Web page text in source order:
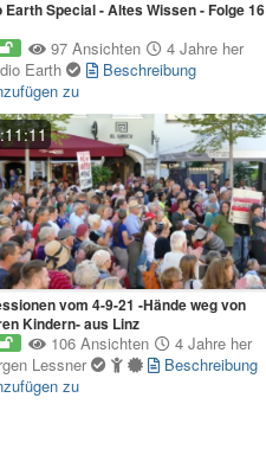
Earth Special - Altes Wissen - Folge 16
97 Ansichten
4 Jahre her
Earth
Beschreibung
zu
vom 4-9-21 -Hände weg von
Kindern- aus Linz
106 Ansichten
4 Jahre her
Lessner
Beschreibung
zu